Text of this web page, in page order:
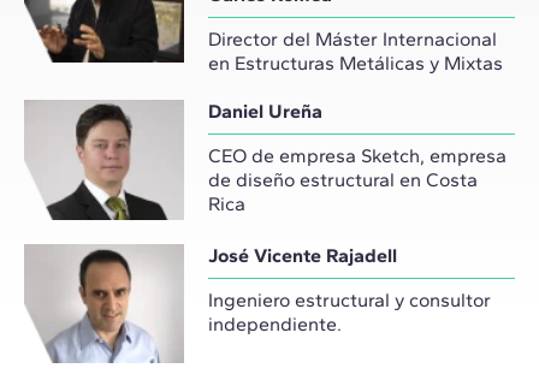
Director del Máster Internacional
en Estructuras Metálicas y Mixtas
Daniel Ureña
CEO de empresa Sketch, empresa
de diseño estructural en Costa
Rica
José Vicente Rajadell
Ingeniero estructural y consultor
independiente.